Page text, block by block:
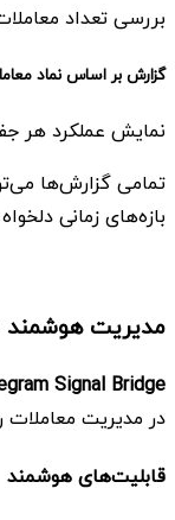
بررسی تعداد
گزارش بر اساس نماد
نمایش عملکرد هر
تمامی گزارش‌ها
بازه‌های زمانی
مدیریت هوشمند
Signal Bridge
در مدیریت معاملات
قابلیت‌های هوشمند